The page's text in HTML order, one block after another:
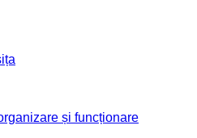
și funcționare